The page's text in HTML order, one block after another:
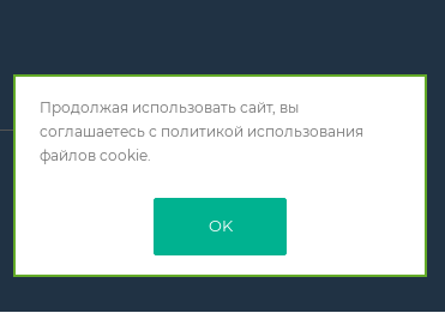
Продолжая использовать сайт, вы
соглашаетесь с политикой использования
файлов cookie.
OK